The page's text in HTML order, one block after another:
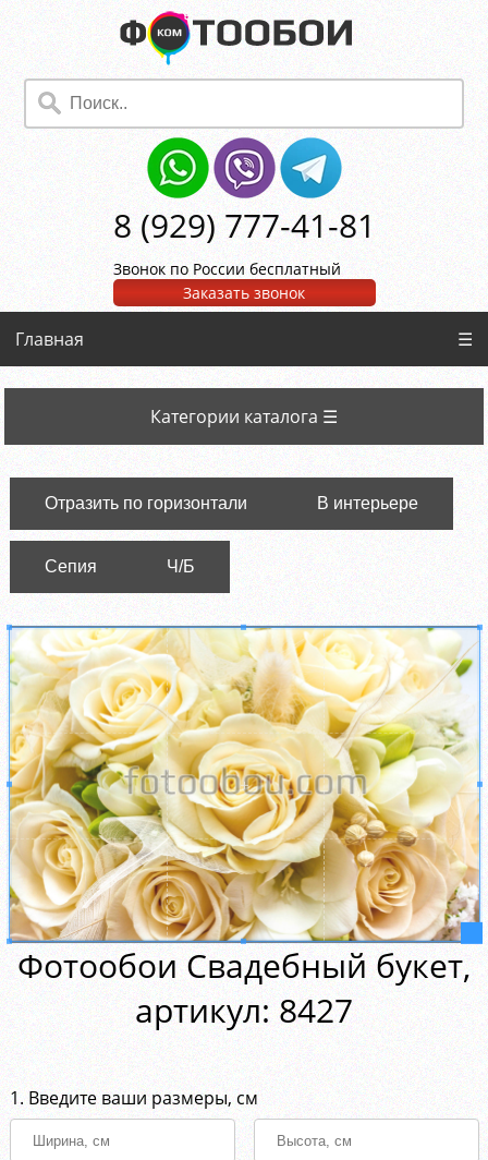
8 (929) 777-41-81
Звонок по России бесплатный
Заказать звонок
Главная ☰
Категории каталога ☰
Отразить по горизонтали В интерьере
Сепия Ч/Б
Фотообои Свадебный букет,
aртикул: 8427
1. Введите ваши размеры, см